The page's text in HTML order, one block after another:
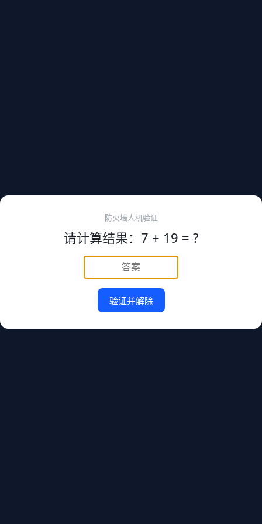
防火墙人机验证
请计算结果：7 + 19 = ?
验证并解除